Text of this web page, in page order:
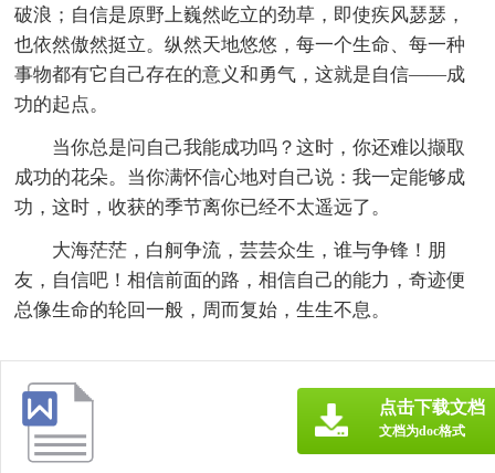
破浪；自信是原野上巍然屹立的劲草，即使疾风瑟瑟，
也依然傲然挺立。纵然天地悠悠，每一个生命、每一种
事物都有它自己存在的意义和勇气，这就是自信——成
功的起点。
当你总是问自己我能成功吗？这时，你还难以撷取
成功的花朵。当你满怀信心地对自己说：我一定能够成
功，这时，收获的季节离你已经不太遥远了。
大海茫茫，白舸争流，芸芸众生，谁与争锋！朋
友，自信吧！相信前面的路，相信自己的能力，奇迹便
总像生命的轮回一般，周而复始，生生不息。
点击下载文档
文档为doc格式